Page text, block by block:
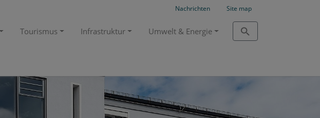
Nachrichten Site map
Tourismus Infrastruktur Umwelt & Energie